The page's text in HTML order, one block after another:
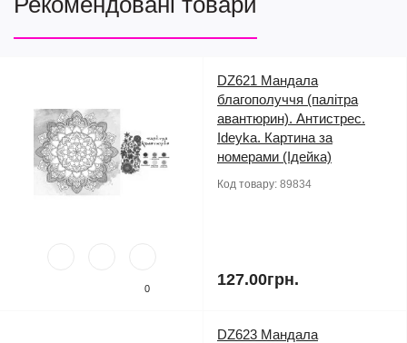
0
DZ621 Мандала
благополуччя (палітра
авантюрин). Антистрес.
Ideyka. Картина за
номерами (Ідейка)
Код товару: 89834
127.00грн.
DZ623 Мандала